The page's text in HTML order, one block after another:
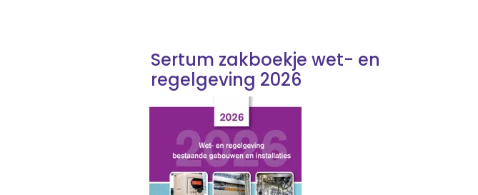
Sertum zakboekje wet- en
regelgeving 2026